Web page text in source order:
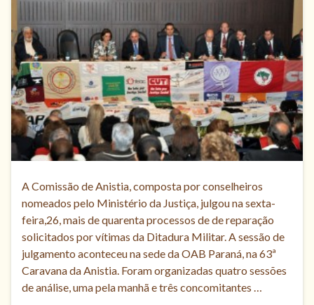
A Comissão de Anistia, composta por conselheiros
nomeados pelo Ministério da Justiça, julgou na sexta-
feira,26, mais de quarenta processos de de reparação
solicitados por vítimas da Ditadura Militar. A sessão de
julgamento aconteceu na sede da OAB Paraná, na 63ª
Caravana da Anistia. Foram organizadas quatro sessões
de análise, uma pela manhã e três concomitantes …